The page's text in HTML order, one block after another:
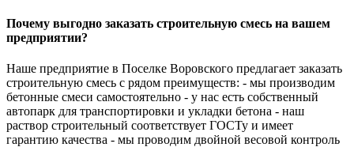
Почему выгодно заказать строительную смесь на вашем
предприятии?
Наше предприятие в Поселке Воровского предлагает заказать
строительную смесь с рядом преимуществ: - мы производим
бетонные смеси самостоятельно - у нас есть собственный
автопарк для транспортировки и укладки бетона - наш
раствор строительный соответствует ГОСТу и имеет
гарантию качества - мы проводим двойной весовой контроль